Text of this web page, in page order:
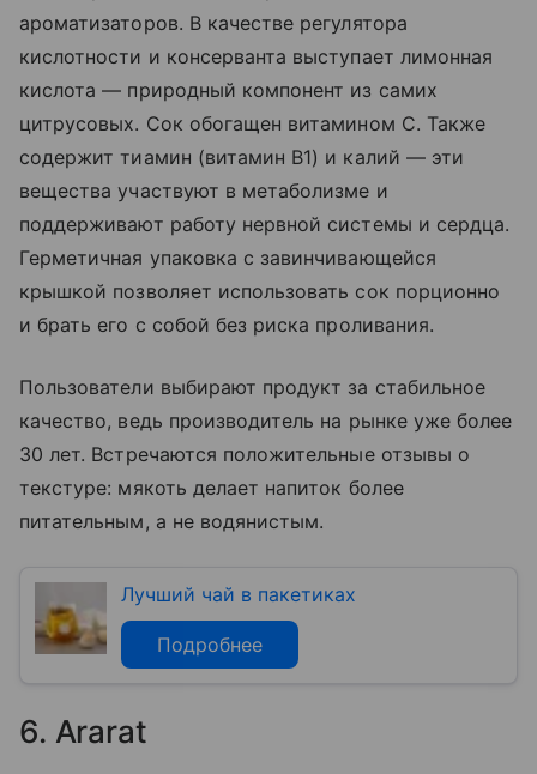
ароматизаторов. В качестве регулятора
кислотности и консерванта выступает лимонная
кислота — природный компонент из самих
цитрусовых. Сок обогащен витамином C. Также
содержит тиамин (витамин B1) и калий — эти
вещества участвуют в метаболизме и
поддерживают работу нервной системы и сердца.
Герметичная упаковка с завинчивающейся
крышкой позволяет использовать сок порционно
и брать его с собой без риска проливания.
Пользователи выбирают продукт за стабильное
качество, ведь производитель на рынке уже более
30 лет. Встречаются положительные отзывы о
текстуре: мякоть делает напиток более
питательным, а не водянистым.
Лучший чай в пакетиках
Подробнее
6. Ararat